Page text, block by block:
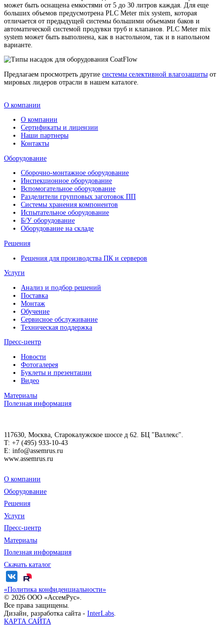
info@assemrus.ru
Данная система имеет следующие характеристики:
две емкости для двух компонентов (ДГУ и
лак);серво-контроллер для точной подачи необходимых
лака (пропорции задаются оператором);
система преднагрева (до 60 С°);система
Принцип работы прост: из двух емкостей в определенных
полуфабрикатный лак и ДГУ в клапан для смешивания, где
материал УР-231, который можно залить в бак (от 2 до 20
картридж или в адаптер, где его необходимо выдержать
полчаса. В последующем, из этих емкостей лак УР-231
поддавлением на клапан дозирования самой системы. В
зависимостиот объемов производства настольная Meter mix
может быть оснащена емкостями от 5 до 30 литров каждая.
больших объемов предусмотрена PLC Meter mix system,
отличается от предыдущей системы большими объемами
автоматической системой продувки труб и клапанов. PLC
system может быть выполнена, как в настольном, так и в
варианте.
Предлагаем просмотреть другие
мировых лидеров отрасли в нашем каталоге.
О компании
О компании
Сертификаты и лицензии
Наши партнеры
Контакты
Оборудование
Сборочно-монтажное оборудование
Инспекционное оборудование
Вспомогательное оборудование
Разделители групповых заготовок ПП
Системы хранения компонентов
Оборудование на складе
Решения
Услуги
Анализ и подбор решений
Монтаж
Обучение
Сервисное обслуживание
Пресс-центр
Новости
Фотогалерея
Буклеты и презентации
Видео
Материалы